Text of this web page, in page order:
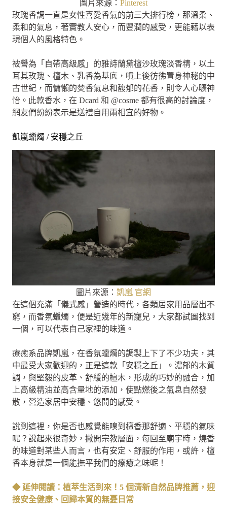
圖片來源： Pinterest
玫瑰香調一直是女性喜愛香氣的前三大排行榜，那溫柔、
柔和的氣息，著實教人安心，而豐潤的感受，更能藉以表
現個人的風格特色。
被譽為「自帶高級感」的雅詩蘭黛檀沙玫瑰淡香精，以土
耳其玫瑰、檀木、乳香為基底，噴上後彷彿置身神秘的中
古世紀，而慵懶的焚香氣息和馥郁的花香，則令人心曠神
怡。此款香水，在 Dcard 和 @cosme 都有很高的討論度，
網友們紛紛表示是送禮自用兩相宜的好物。
凱嵐蠟燭 / 安穩之丘
圖片來源： 凱嵐 官網
在這個充滿「儀式感」營造的時代，各類居家用品層出不
窮，而香氛蠟燭，便是近幾年的新寵兒，大家都試圖找到
一個，可以代表自己家裡的味道。
療癒系品牌凱嵐，在香氛蠟燭的調製上下了不少功夫，其
中最受大家歡迎的，正是這款「安穩之丘」。濃郁的木質
調，與堅毅的皮革、舒緩的檀木，形成的巧妙的融合，加
上高級精油並高含量地的添加，使點燃後之氣息自然發
散，營造家居中安穩、悠閒的感受。
說到這裡，你是否也感覺能嗅到檀香那舒適、平穩的氣味
呢？說起來很奇妙，撇開宗教層面，每回至廟宇時，燒香
的味道對某些人而言，也有安定、舒服的作用，或許，檀
香本身就是一個能撫平我們的療癒之味呢！
◆ 延伸閱讀：植萃生活到來！5 個清新自然品牌推薦，迎
接安全健康、回歸本質的無憂日常